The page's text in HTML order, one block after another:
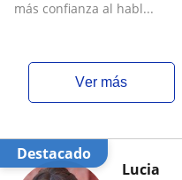
más confianza al habl...
ver más
Destacado
Lucia